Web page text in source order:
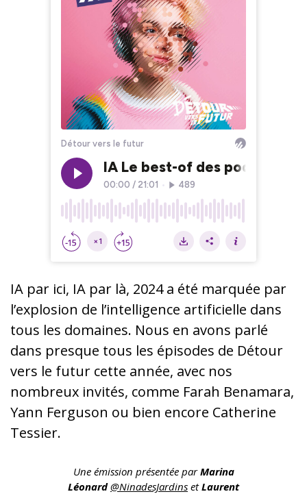
IA par ici, IA par là, 2024 a été marquée par
l’explosion de l’intelligence artificielle dans
tous les domaines. Nous en avons parlé
dans presque tous les épisodes de Détour
vers le futur cette année, avec nos
nombreux invités, comme Farah Benamara,
Yann Ferguson ou bien encore Catherine
Tessier.
Une émission présentée parMarina
Léonard @NinadesJardins etLaurent